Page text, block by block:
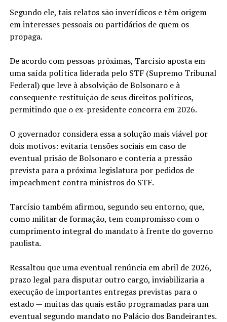
Segundo ele, tais relatos são inverídicos e têm origem
em interesses pessoais ou partidários de quem os
propaga.
De acordo com pessoas próximas, Tarcísio aposta em
uma saída política liderada pelo STF (Supremo Tribunal
Federal) que leve à absolvição de Bolsonaro e à
consequente restituição de seus direitos políticos,
permitindo que o ex-presidente concorra em 2026.
O governador considera essa a solução mais viável por
dois motivos: evitaria tensões sociais em caso de
eventual prisão de Bolsonaro e conteria a pressão
prevista para a próxima legislatura por pedidos de
impeachment contra ministros do STF.
Tarcísio também afirmou, segundo seu entorno, que,
como militar de formação, tem compromisso com o
cumprimento integral do mandato à frente do governo
paulista.
Ressaltou que uma eventual renúncia em abril de 2026,
prazo legal para disputar outro cargo, inviabilizaria a
execução de importantes entregas previstas para o
estado — muitas das quais estão programadas para um
eventual segundo mandato no Palácio dos Bandeirantes.